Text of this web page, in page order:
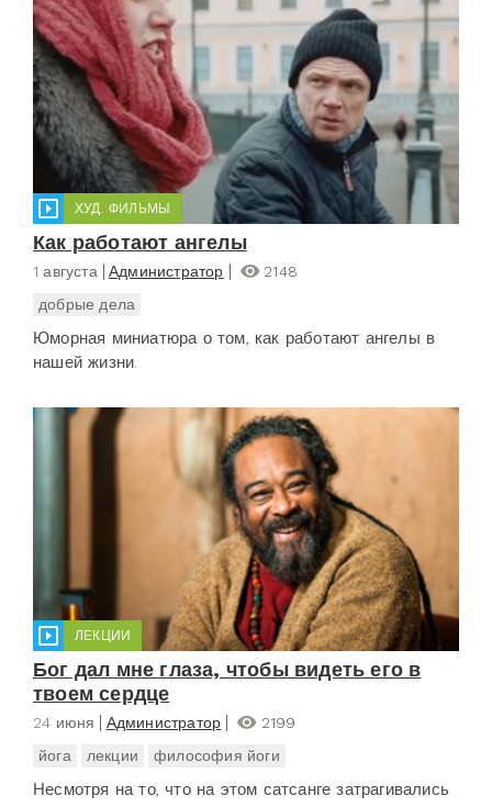
ХУД. ФИЛЬМЫ
Как работают ангелы
1 августа Администратор
2148
добрые дела
Юморная миниатюра о том, как работают ангелы в
нашей жизни.
ЛЕКЦИИ
Бог дал мне глаза, чтобы видеть его в
твоем сердце
24 июня Администратор
2199
йога
лекции философия йоги
Несмотря на то, что на этом сатсанге затрагивались